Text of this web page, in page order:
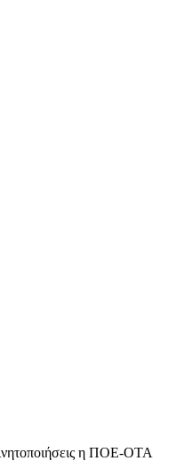
η ΠΟΕ-ΟΤΑ